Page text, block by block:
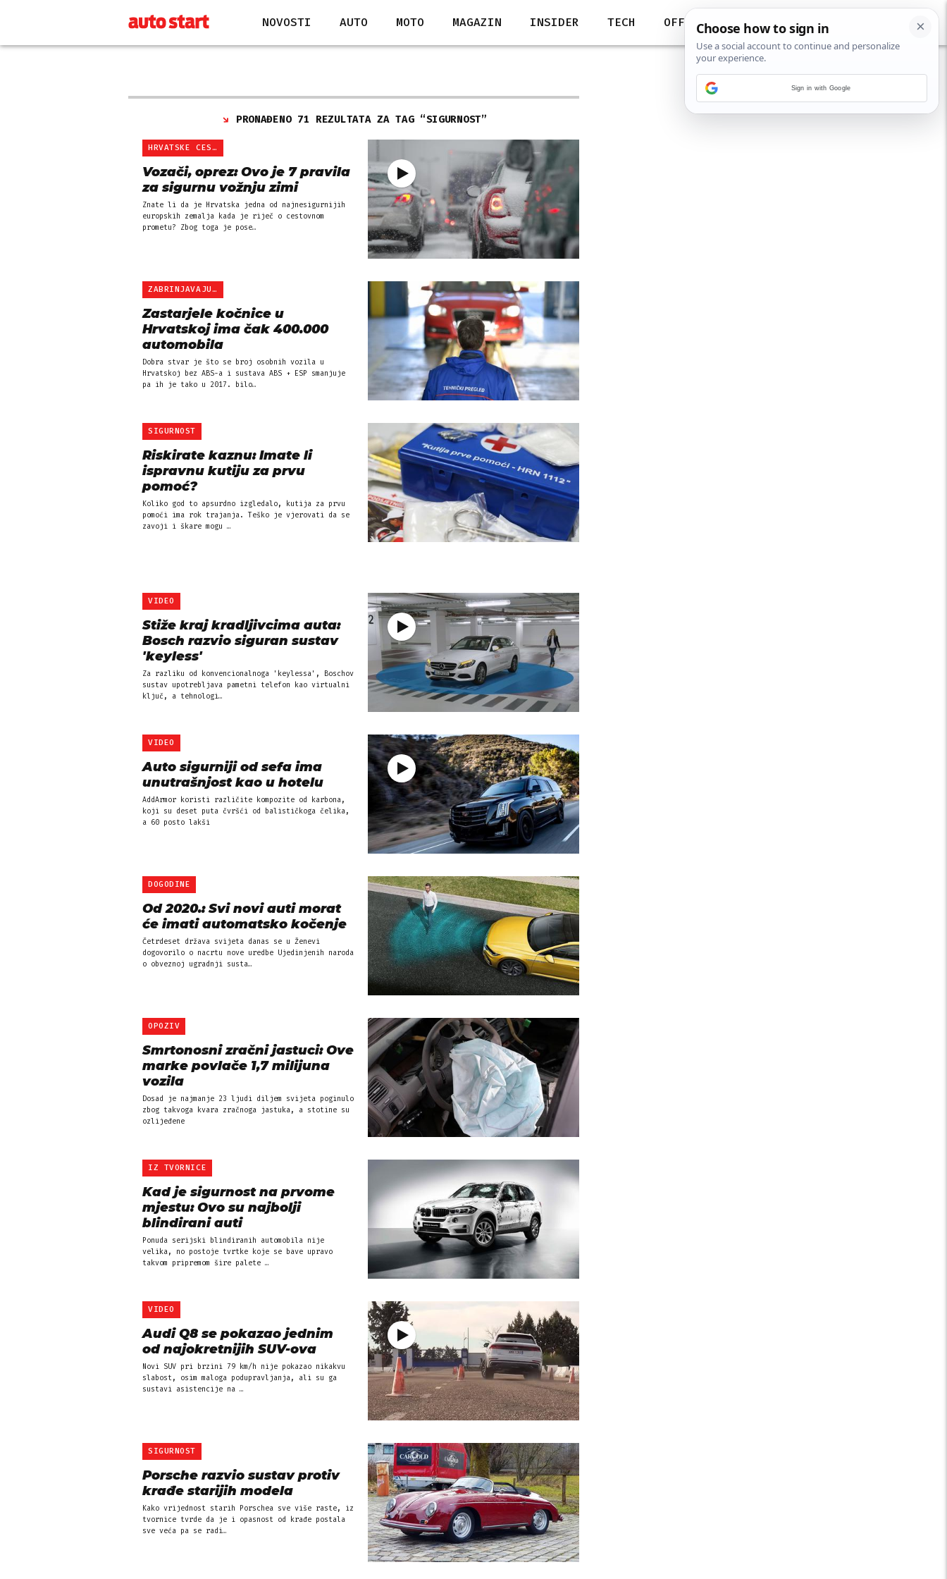
NOVOSTI AUTO MOTO MAGAZIN INSIDER TECH OFF
PRONAĐENO 71 REZULTATA ZA TAG “SIGURNOST”
HRVATSKE CESTE SU OPASNE
Vozači, oprez: Ovo je 7 pravila
za sigurnu vožnju zimi
Znate li da je Hrvatska jedna od najnesigurnijih
europskih zemalja kada je riječ o cestovnom
prometu? Zbog toga je pose…
ZABRINJAVAJUĆE
Zastarjele kočnice u
Hrvatskoj ima čak 400.000
automobila
Dobra stvar je što se broj osobnih vozila u
Hrvatskoj bez ABS-a i sustava ABS + ESP smanjuje
pa ih je tako u 2017. bilo…
SIGURNOST
Riskirate kaznu: Imate li
ispravnu kutiju za prvu
pomoć?
Koliko god to apsurdno izgledalo, kutija za prvu
pomoći ima rok trajanja. Teško je vjerovati da se
zavoji i škare mogu …
VIDEO
Stiže kraj kradljivcima auta:
Bosch razvio siguran sustav
'keyless'
Za razliku od konvencionalnoga 'keylessa', Boschov
sustav upotrebljava pametni telefon kao virtualni
ključ, a tehnologi…
VIDEO
Auto sigurniji od sefa ima
unutrašnjost kao u hotelu
AddArmor koristi različite kompozite od karbona,
koji su deset puta čvršći od balističkoga čelika,
a 60 posto lakši
DOGODINE
Od 2020.: Svi novi auti morat
će imati automatsko kočenje
Četrdeset država svijeta danas se u Ženevi
dogovorilo o nacrtu nove uredbe Ujedinjenih naroda
o obveznoj ugradnji susta…
OPOZIV
Smrtonosni zračni jastuci: Ove
marke povlače 1,7 milijuna
vozila
Dosad je najmanje 23 ljudi diljem svijeta poginulo
zbog takvoga kvara zračnoga jastuka, a stotine su
ozlijeđene
IZ TVORNICE
Kad je sigurnost na prvome
mjestu: Ovo su najbolji
blindirani auti
Ponuda serijski blindiranih automobila nije
velika, no postoje tvrtke koje se bave upravo
takvom pripremom šire palete …
VIDEO
Audi Q8 se pokazao jednim
od najokretnijih SUV-ova
Novi SUV pri brzini 79 km/h nije pokazao nikakvu
slabost, osim maloga podupravljanja, ali su ga
sustavi asistencije na …
SIGURNOST
Porsche razvio sustav protiv
krađe starijih modela
Kako vrijednost starih Porschea sve više raste, iz
tvornice tvrde da je i opasnost od krađe postala
sve veća pa se radi…
Sign in with Google